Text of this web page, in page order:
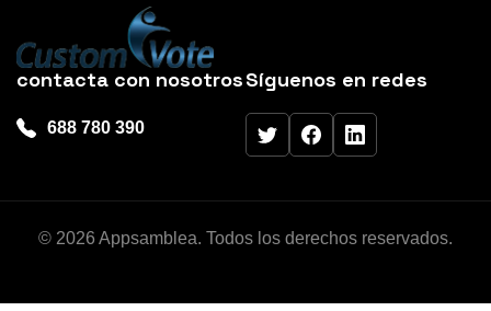
contacta con nosotros
688 780 390
Síguenos en redes
© 2026 Appsamblea. Todos los derechos reservados.